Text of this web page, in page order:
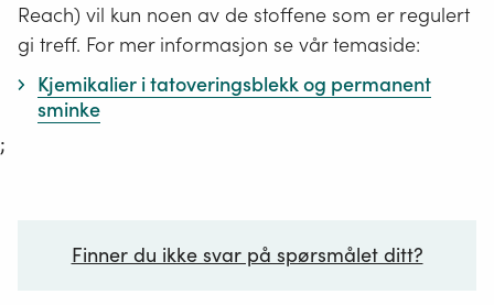
Reach) vil kun noen av de stoffene som er regulert
gi treff. For mer informasjon se vår temaside:
Kjemikalier i tatoveringsblekk og permanent
sminke
;
Finner du ikke svar på spørsmålet ditt?